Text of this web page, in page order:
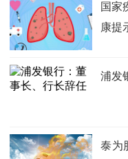
国家
康提
浦发
泰为